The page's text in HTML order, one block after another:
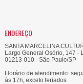
ENDEREÇO
SANTA MARCELINA
Largo General Osório, 147 -
01213-010 - São Paulo/SP
Horário de atendimento:
às 17h, exceto feriados